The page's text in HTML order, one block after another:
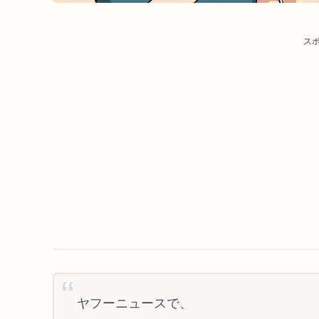
ス
ヤフーニュースで、